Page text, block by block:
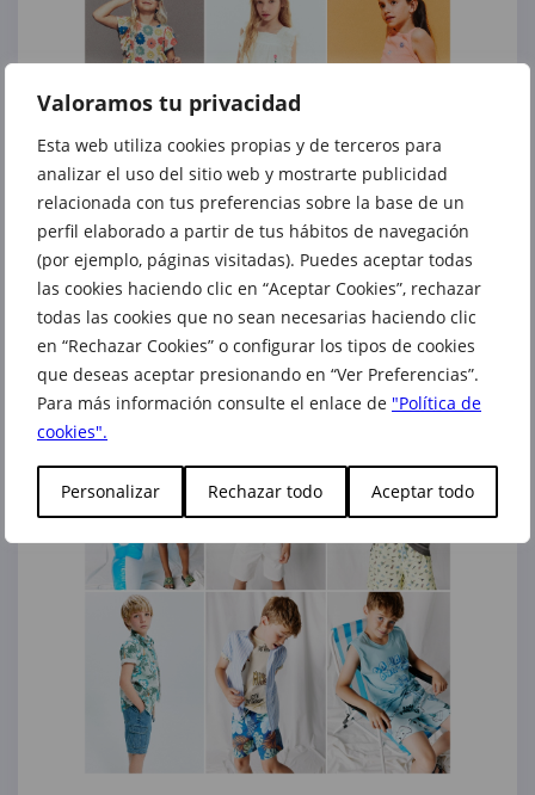
Valoramos tu privacidad
Esta web utiliza cookies propias y de terceros para
analizar el uso del sitio web y mostrarte publicidad
relacionada con tus preferencias sobre la base de un
perfil elaborado a partir de tus hábitos de navegación
(por ejemplo, páginas visitadas). Puedes aceptar todas
las cookies haciendo clic en “Aceptar Cookies”, rechazar
todas las cookies que no sean necesarias haciendo clic
en “Rechazar Cookies” o configurar los tipos de cookies
que deseas aceptar presionando en “Ver Preferencias”.
Para más información consulte el enlace de "Política de
cookies".
Personalizar Rechazar todo Aceptar todo
Sfera nos trae para niño camisetas a todo
color con print en el frontal, de manga corta
o sin mangas, ideales para combinar con
bañadores estampados o bermudas de
algodón. Elige camisas de manga corta, de
rayas o estampado floral, y completa el look
para la tarde con unas bermudas denim de
estilo cargo, un todoterreno perfecto para
todo el verano.